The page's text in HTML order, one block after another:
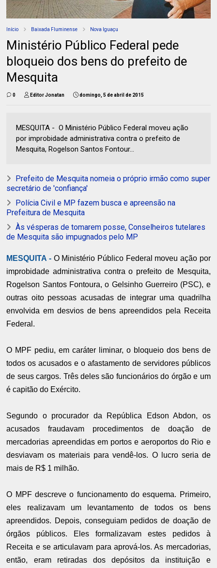
Início Baixada Fluminense Nova Iguaçu
Ministério Público Federal pede
bloqueio dos bens do prefeito de
Mesquita
0 Editor Jonatan domingo, 5 de abril de 2015
MESQUITA - O Ministério Público Federal moveu ação
por improbidade administrativa contra o prefeito de
Mesquita, Rogelson Santos Fontour...
Prefeito de Mesquita nomeia o próprio irmão como super
secretário de 'confiança'
Polícia Civil e MP fazem busca e apreensão na
Prefeitura de Mesquita
Às vésperas de tomarem posse, Conselheiros tutelares
de Mesquita são impugnados pelo MP
MESQUITA - O Ministério Público Federal moveu ação por
improbidade administrativa contra o prefeito de Mesquita,
Rogelson Santos Fontoura, o Gelsinho Guerreiro (PSC), e
outras oito pessoas acusadas de integrar uma quadrilha
envolvida em desvios de bens apreendidos pela Receita
Federal.
O MPF pediu, em caráter liminar, o bloqueio dos bens de
todos os acusados e o afastamento de servidores públicos
de seus cargos. Três deles são funcionários do órgão e um
é capitão do Exército.
Segundo o procurador da República Edson Abdon, os
acusados fraudavam procedimentos de doação de
mercadorias apreendidas em portos e aeroportos do Rio e
desviavam os materiais para vendê-los. O lucro seria de
mais de R$ 1 milhão.
O MPF descreve o funcionamento do esquema. Primeiro,
eles realizavam um levantamento de todos os bens
apreendidos. Depois, conseguiam pedidos de doação de
órgãos públicos. Eles formalizavam estes pedidos à
Receita e se articulavam para aprová-los. As mercadorias,
então, eram retiradas dos depósitos da instituição e